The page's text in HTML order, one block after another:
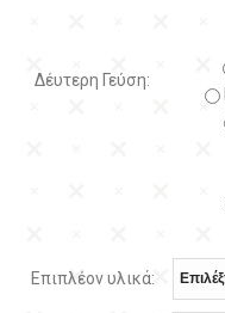
Δέυτερη Γεύση:
Επιπλέον υλικά: